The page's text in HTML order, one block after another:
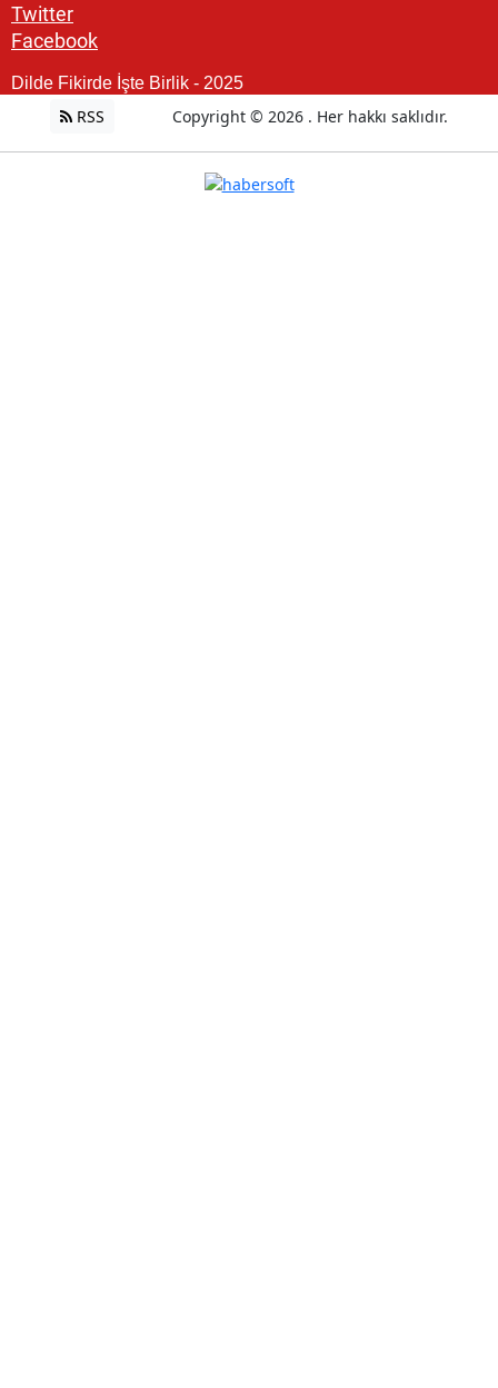
Twitter
Facebook
Dilde Fikirde İşte Birlik - 2025
RSS Copyright © 2026 . Her hakkı saklıdır.